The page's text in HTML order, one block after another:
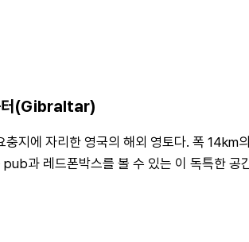
터(Gibraltar)
지에 자리한 영국의 해외 영토다. 폭 14km
과 레드폰박스를 볼 수 있는 이 독특한